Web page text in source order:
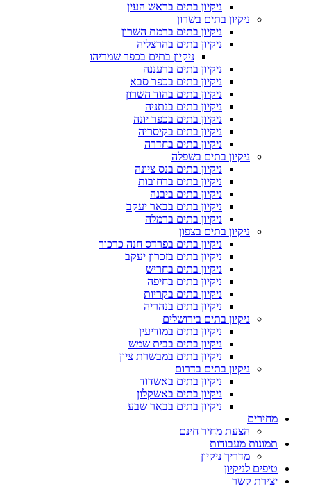
ניקיון בתים בראש העין
ניקיון בתים בשרון
ניקיון בתים ברמת השרון
ניקיון בתים בהרצליה
ניקיון בתים בכפר שמריהו
ניקיון בתים ברעננה
ניקיון בתים בכפר סבא
ניקיון בתים בהוד השרון
ניקיון בתים בנתניה
ניקיון בתים בכפר יונה
ניקיון בתים בקיסריה
ניקיון בתים בחדרה
ניקיון בתים בשפלה
ניקיון בתים בנס ציונה
ניקיון בתים ברחובות
ניקיון בתים ביבנה
ניקיון בתים בבאר יעקב
ניקיון בתים ברמלה
ניקיון בתים בצפון
ניקיון בתים בפרדס חנה כרכור
ניקיון בתים בזכרון יעקב
ניקיון בתים בחריש
ניקיון בתים בחיפה
ניקיון בתים בקריות
ניקיון בתים בנהריה
ניקיון בתים בירושלים
ניקיון בתים במודיעין
ניקיון בתים בבית שמש
ניקיון בתים במבשרת ציון
ניקיון בתים בדרום
ניקיון בתים באשדוד
ניקיון בתים באשקלון
ניקיון בתים בבאר שבע
מחירים
הצעת מחיר חינם
תמונות מעבודות
מדריך ניקיון
טיפים לניקיון
יצירת קשר